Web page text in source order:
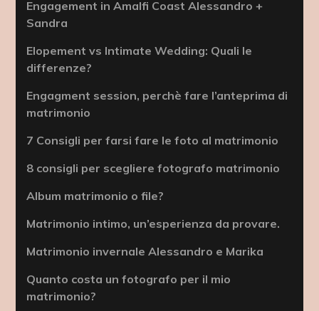
Engagement in Amalfi Coast Alessandro +
Sandra
Elopement vs Intimate Wedding: Quali le
differenze?
Engagment session, perchè fare l’anteprima di
matrimonio
7 Consigli per farsi fare le foto al matrimonio
8 consigli per scegliere fotografo matrimonio
Album matrimonio o file?
Matrimonio intimo, un’esperienza da provare.
Matrimonio invernale Alessandro e Marika
Quanto costa un fotografo per il mio
matrimonio?